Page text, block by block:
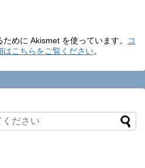
めに Akismet を使っています。
コ
はこちらをご覧ください。